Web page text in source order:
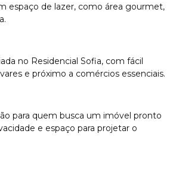
espaço de lazer, como área gourmet,
no Residencial Sofia, com fácil
e próximo a comércios essenciais.
para quem busca um imóvel pronto
e espaço para projetar o